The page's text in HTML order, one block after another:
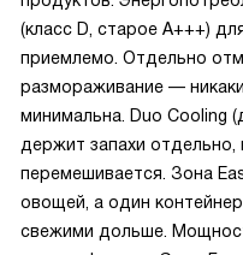
(класс D, старое A+++)
приемлемо. Отдельно
размораживание —
минимальна. Duo Cooling
держит запахи отдельно,
перемешивается. Зона
овощей, а один
свежими дольше.